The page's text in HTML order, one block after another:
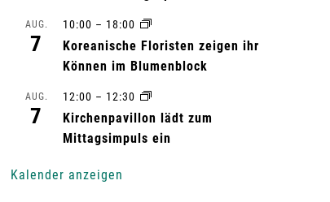
AUG.
7
10:00 – 18:00
Koreanische Floristen zeigen ihr
Können im Blumenblock
AUG.
7
12:00 – 12:30
Kirchenpavillon lädt zum
Mittagsimpuls ein
Kalender anzeigen